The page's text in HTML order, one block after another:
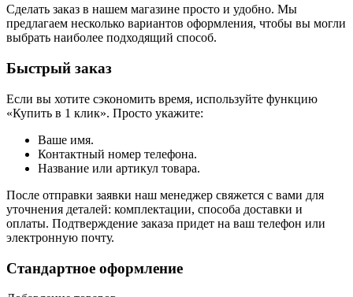
Сделать заказ в нашем магазине просто и удобно. Мы
предлагаем несколько вариантов оформления, чтобы вы могли
выбрать наиболее подходящий способ.
Быстрый заказ
Если вы хотите сэкономить время, используйте функцию
«Купить в 1 клик». Просто укажите:
Ваше имя.
Контактный номер телефона.
Название или артикул товара.
После отправки заявки наш менеджер свяжется с вами для
уточнения деталей: комплектации, способа доставки и
оплаты. Подтверждение заказа придет на ваш телефон или
электронную почту.
Стандартное оформление